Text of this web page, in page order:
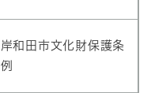
岸和田市文化財保護条
例